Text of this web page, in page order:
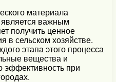
материала
важным
получить ценное
в сельском хозяйстве.
этапа этого процесса
вещества и
эффективность при